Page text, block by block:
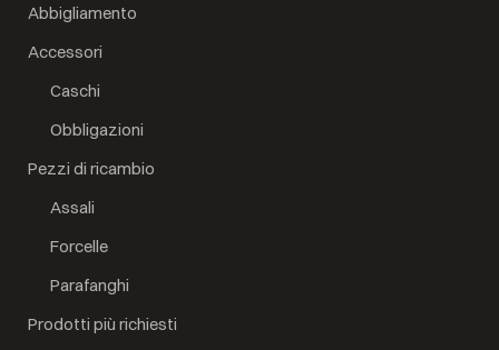
Abbigliamento
Accessori
Caschi
Obbligazioni
Pezzi di ricambio
Assali
Forcelle
Parafanghi
Prodotti più richiesti